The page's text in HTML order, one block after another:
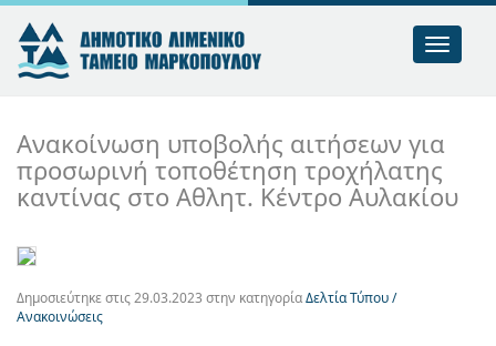
Toggle
nav
Ανακοίνωση υποβολής αιτήσεων για
προσωρινή τοποθέτηση τροχήλατης
καντίνας στο Αθλητ. Κέντρο Αυλακίου
Δημοσιεύτηκε στις29.03.2023 στην κατηγορίαΔελτία Τύπου /
Ανακοινώσεις